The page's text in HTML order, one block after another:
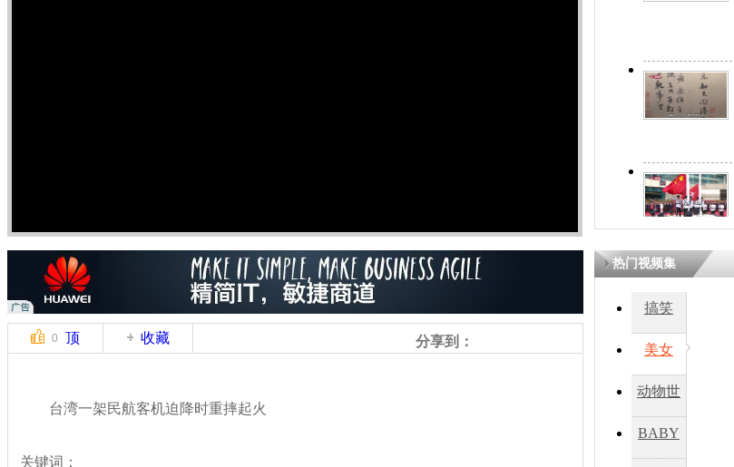
0 顶 收藏 分享到：
台湾一架民航客机迫降时重摔起火
关键词：
热门视频集
搞笑
美女
动物世
BABY